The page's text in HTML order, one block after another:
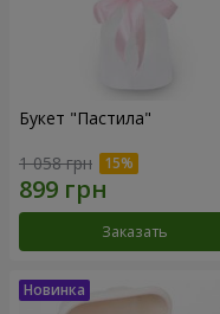
Букет "Пастила"
1 058 грн
Заказать